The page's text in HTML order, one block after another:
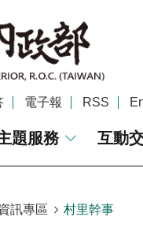
電子報 RSS
題服務 互動
訊專區 村里幹事